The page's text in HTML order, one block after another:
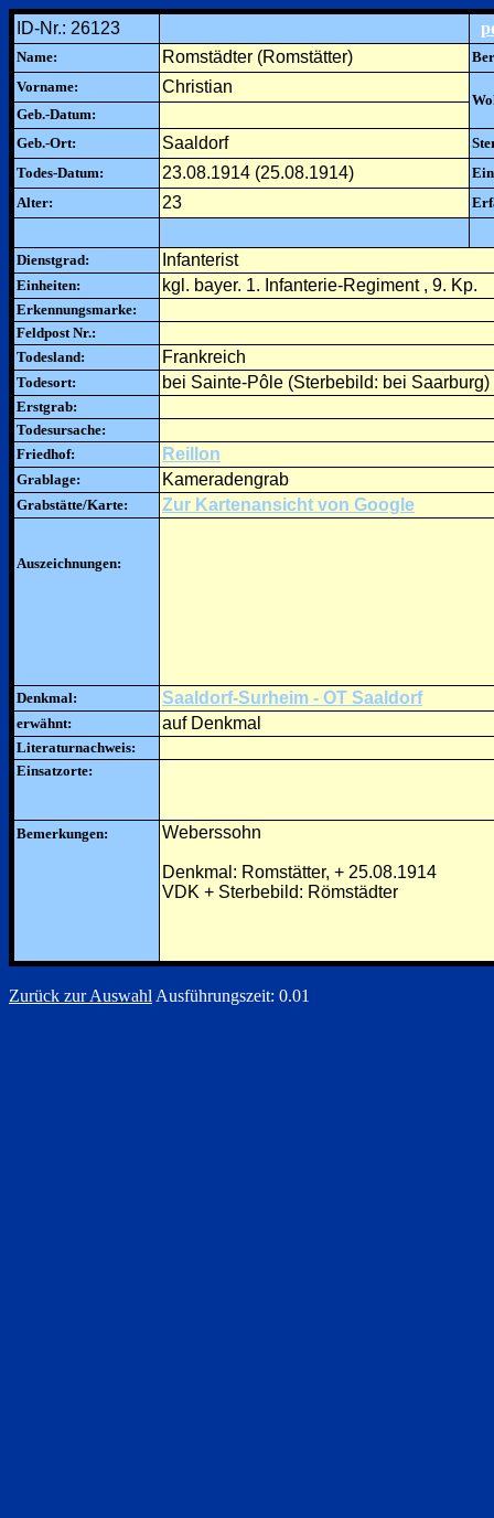
ID-Nr.: 26123
Name: Romstädter (Romstätter)
Vorname:
Christian
Geb.-Datum:
Geb.-Ort:
Saaldorf
Todes-Datum:
23.08.1914 (25.08.1914)
Alter:
23
Dienstgrad: Infanterist
Einheiten: kgl. bayer. 1. Infanterie-Regiment , 9. Kp.
Erkennungsmarke:
Feldpost Nr.:
Todesland:
Frankreich
Todesort: bei Sainte-Pôle (Sterbebild: bei Saarburg)
Erstgrab:
Todesursache:
Friedhof:
Reillon
Grablage: Kameradengrab
Grabstätte/Karte: Zur Kartenansicht von Google
Auszeichnungen:
Denkmal: Saaldorf-Surheim - OT Saaldorf
erwähnt: auf Denkmal
Literaturnachweis:
Einsatzorte:
Bemerkungen: Weberssohn
Denkmal: Romstätter, + 25.08.1914
VDK + Sterbebild: Römstädter
Zurück zur Auswahl Ausführungszeit: 0.01